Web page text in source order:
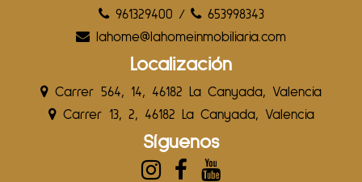
961329400 /
653998343
lahome@lahomeinmobiliaria.com
Localización
Carrer 564, 14, 46182 La Canyada, Valencia
Carrer 13, 2, 46182 La Canyada, Valencia
Síguenos